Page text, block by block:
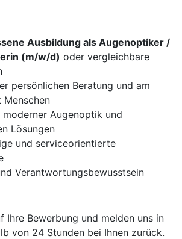
Ausbildung als Augenoptiker /
(m/w/d) oder vergleichbare
persönlichen Beratung und am
Menschen
moderner Augenoptik und
Lösungen
und serviceorientierte
Verantwortungsbewusstsein
Ihre Bewerbung und melden uns in
von 24 Stunden bei Ihnen zurück.